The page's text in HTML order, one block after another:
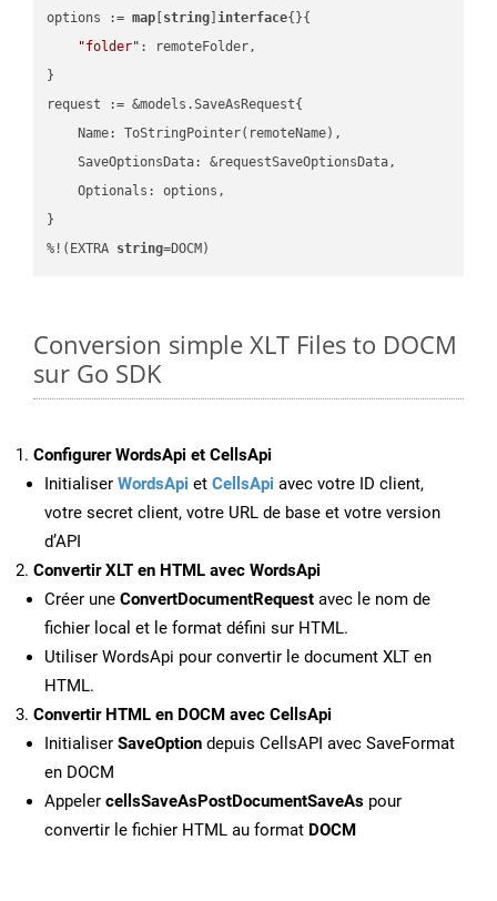
options := map string ]interface{}{
"folder" : remoteFolder,
}
request := &models.SaveAsRequest{
    Name: ToStringPointer(remoteName),
    SaveOptionsData: &requestSaveOptionsData,
    Optionals: options,
}
%!(EXTRA string=DOCM)
Conversion simple XLT Files to DOCM
sur Go SDK
Configurer WordsApi et CellsApi
Initialiser WordsApi et CellsApi avec votre ID client,
votre secret client, votre URL de base et votre version
d’API
Convertir XLT en HTML avec WordsApi
Créer une ConvertDocumentRequest avec le nom de
fichier local et le format défini sur HTML.
Utiliser WordsApi pour convertir le document XLT en
HTML.
Convertir HTML en DOCM avec CellsApi
Initialiser SaveOption depuis CellsAPI avec SaveFormat
en DOCM
Appeler cellsSaveAsPostDocumentSaveAs pour
convertir le fichier HTML au format DOCM